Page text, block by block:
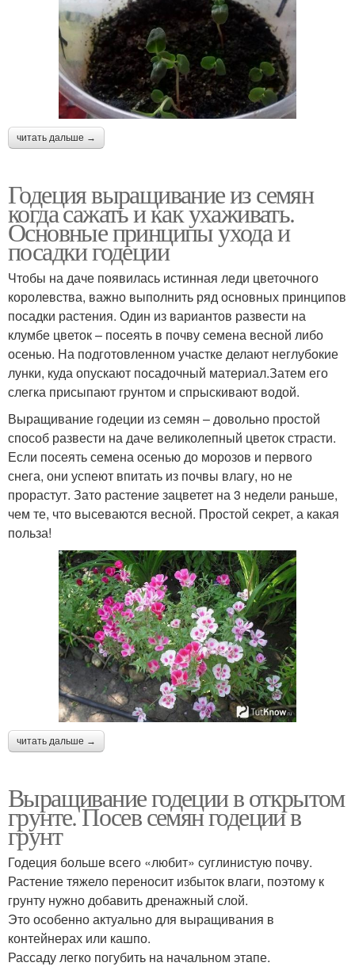
читать дальше →
Годеция выращивание из семян
когда сажать и как ухаживать.
Основные принципы ухода и
посадки годеции
Чтобы на даче появилась истинная леди цветочного
королевства, важно выполнить ряд основных принципов
посадки растения. Один из вариантов развести на
клумбе цветок – посеять в почву семена весной либо
осенью. На подготовленном участке делают неглубокие
лунки, куда опускают посадочный материал.Затем его
слегка присыпают грунтом и спрыскивают водой.
Выращивание годеции из семян – довольно простой
способ развести на даче великолепный цветок страсти.
Если посеять семена осенью до морозов и первого
снега, они успеют впитать из почвы влагу, но не
прорастут. Зато растение зацветет на 3 недели раньше,
чем те, что высеваются весной. Простой секрет, а какая
польза!
читать дальше →
Выращивание годеции в открытом
грунте. Посев семян годеции в
грунт
Годеция больше всего «любит» суглинистую почву.
Растение тяжело переносит избыток влаги, поэтому к
грунту нужно добавить дренажный слой.
Это особенно актуально для выращивания в
контейнерах или кашпо.
Рассаду легко погубить на начальном этапе.